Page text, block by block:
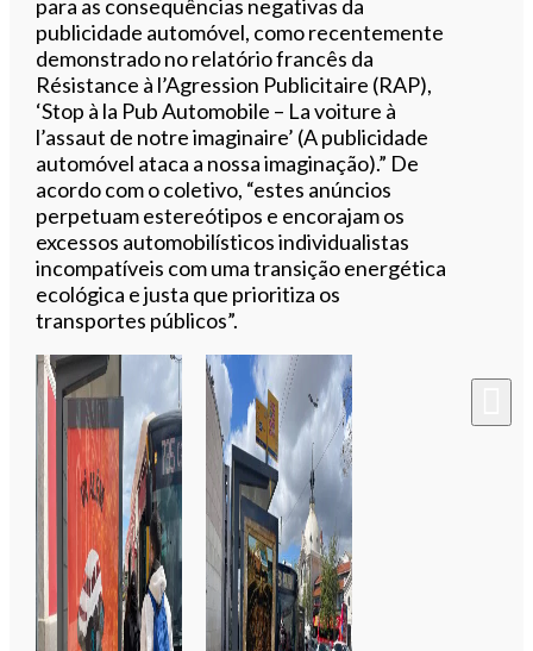
para as consequências negativas da
publicidade automóvel, como recentemente
demonstrado no relatório francês da
Résistance à l’Agression Publicitaire (RAP),
‘Stop à la Pub Automobile – La voiture à
l’assaut de notre imaginaire’ (A publicidade
automóvel ataca a nossa imaginação).” De
acordo com o coletivo, “estes anúncios
perpetuam estereótipos e encorajam os
excessos automobilísticos individualistas
incompatíveis com uma transição energética
ecológica e justa que prioritiza os
transportes públicos”.